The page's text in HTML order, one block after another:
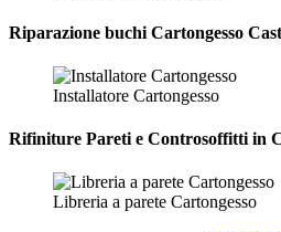
Riparazione buchi Cartongesso
Installatore Cartongesso
Rifiniture Pareti e Controsoffitti in
Libreria a parete Cartongesso